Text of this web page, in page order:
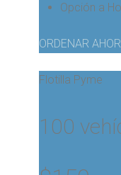
Opción a
ORDENAR
Flotilla Pyme
100